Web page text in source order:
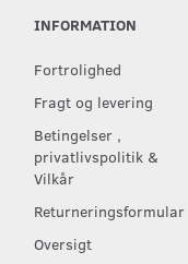
INFORMATION
Fortrolighed
Fragt og levering
Betingelser ,
privatlivspolitik &
Vilkår
Returneringsformular
Oversigt